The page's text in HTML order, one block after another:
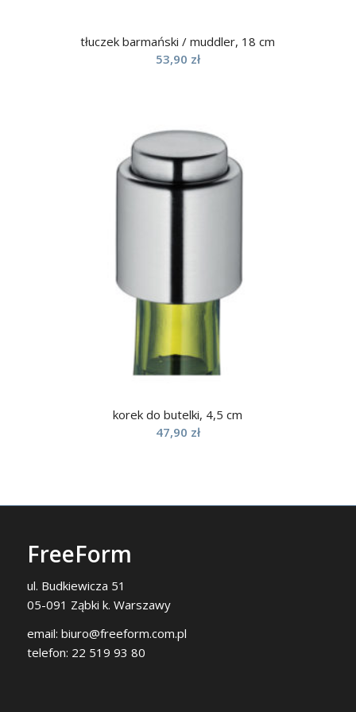
tłuczek barmański / muddler, 18 cm
53,90 zł
korek do butelki, 4,5 cm
47,90 zł
FreeForm
ul. Budkiewicza 51
05-091 Ząbki k. Warszawy
email: biuro@freeform.com.pl
telefon: 22 519 93 80